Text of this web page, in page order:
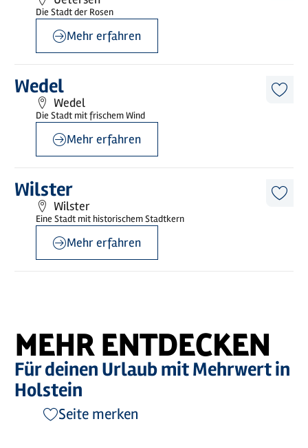
Die Stadt der Rosen
Mehr erfahren
Wedel
Wedel
Die Stadt mit frischem Wind
Mehr
erfahren
Mehr erfahren
Wilster
Wilster
Eine Stadt mit historischem Stadtkern
Mehr
erfahren
Mehr erfahren
MEHR ENTDECKEN
Für deinen Urlaub mit Mehrwert in
Holstein
Seite merken